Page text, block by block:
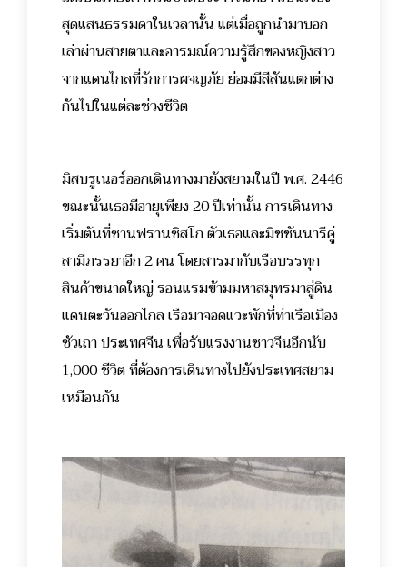
สุดแสนธรรมดาในเวลานั้น แต่เมื่อถูกนำมาบอก
เล่าผ่านสายตาและอารมณ์ความรู้สึกของหญิงสาว
จากแดนไกลที่รักการผจญภัย ย่อมมีสีสันแตกต่าง
กันไปในแต่ละช่วงชีวิต
มิสบรูเนอร์ออกเดินทางมายังสยามในปี พ.ศ. 2446
ขณะนั้นเธอมีอายุเพียง 20 ปีเท่านั้น การเดินทาง
เริ่มต้นที่ซานฟรานซิสโก ตัวเธอและมิชชันนารีคู่
สามีภรรยาอีก 2 คน โดยสารมากับเรือบรรทุก
สินค้าขนาดใหญ่ รอนแรมข้ามมหาสมุทรมาสู่ดิน
แดนตะวันออกไกล เรือมาจอดแวะพักที่ท่าเรือเมือง
ซัวเถา ประเทศจีน เพื่อรับแรงงานชาวจีนอีกนับ
1,000 ชีวิต ที่ต้องการเดินทางไปยังประเทศสยาม
เหมือนกัน